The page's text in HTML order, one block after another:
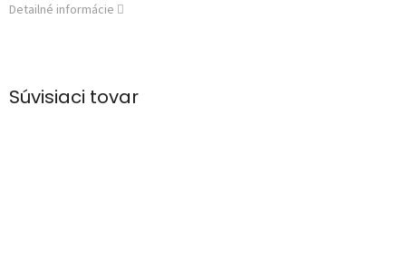
Detailné informácie
Súvisiaci tovar